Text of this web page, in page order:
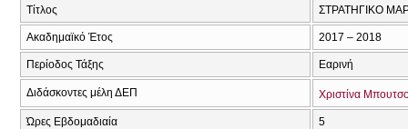
Τίτλος ΣΤΡΑΤΗΓΙΚΟ
Ακαδημαϊκό Έτος 2017 – 2018
Περίοδος Τάξης Εαρινή
Διδάσκοντες μέλη ΔΕΠ Χριστίνα
Ώρες Εβδομαδιαία 5